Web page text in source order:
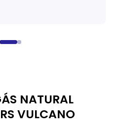
NATURAL
VULCANO